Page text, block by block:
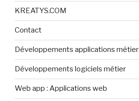
KREATYS.COM
Contact
Développements applications métier
Développements logiciels métier
Web app : Applications web